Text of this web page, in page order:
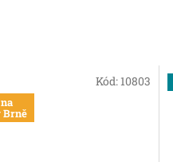
Brně
Kód: 10803